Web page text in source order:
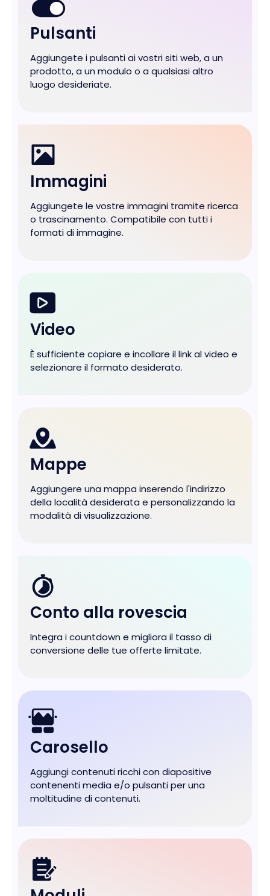
Pulsanti
Aggiungete i pulsanti ai vostri siti web, a un
prodotto, a un modulo o a qualsiasi altro
luogo desideriate.
Immagini
Aggiungete le vostre immagini tramite ricerca
o trascinamento. Compatibile con tutti i
formati di immagine.
Video
È sufficiente copiare e incollare il link al video e
selezionare il formato desiderato.
Mappe
Aggiungere una mappa inserendo l'indirizzo
della località desiderata e personalizzando la
modalità di visualizzazione.
Conto alla rovescia
Integra i countdown e migliora il tasso di
conversione delle tue offerte limitate.
Carosello
Aggiungi contenuti ricchi con diapositive
contenenti media e/o pulsanti per una
moltitudine di contenuti.